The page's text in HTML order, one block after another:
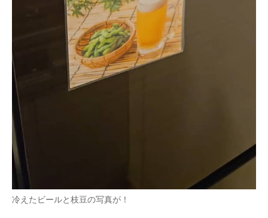
冷えたビールと枝豆の写真が！